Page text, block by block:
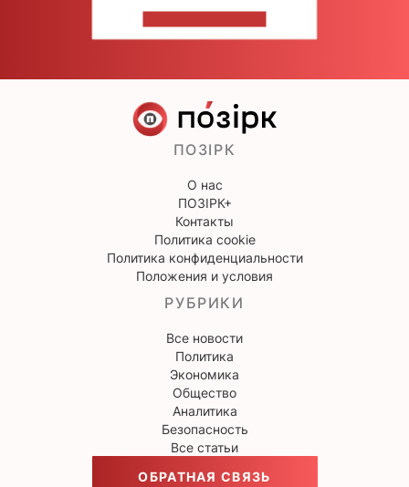
ПОЗІРК
О нас
ПОЗІРК+
Контакты
Политика cookie
Политика конфиденциальности
Положения и условия
РУБРИКИ
Все новости
Политика
Экономика
Общество
Аналитика
Безопасность
Все статьи
ОБРАТНАЯ СВЯЗЬ